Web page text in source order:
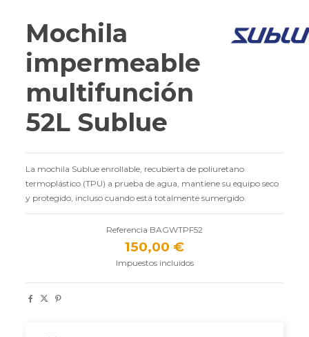
Mochila
impermeable
multifunción
52L Sublue
La mochila Sublue enrollable, recubierta de poliuretano
termoplástico (TPU) a prueba de agua, mantiene su equipo seco
y protegido, incluso cuando está totalmente sumergido.
Referencia BAGWTPF52
150,00 €
Impuestos incluidos